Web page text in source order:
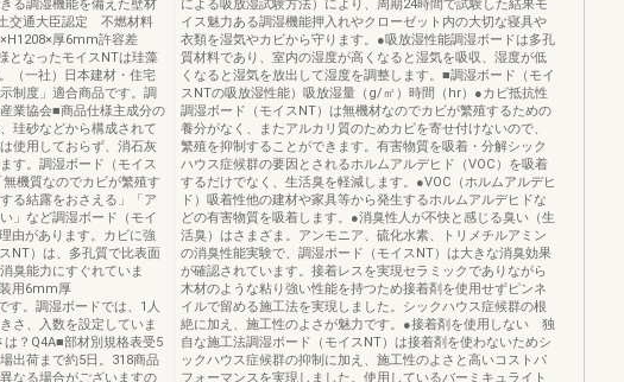
る調湿機能を備えた壁材
交通大臣認定 不燃材料
厚6mm許容差
なったモイスNTは珪藻
（一社）日本建材・住宅
制度」適合商品です。調
業協会■商品仕様主成分の
珪砂などから構成されて
使用しておらず、消石灰
す。調湿ボード（モイス
機質なのでカビが繁殖す
る結露をおさえる」「ア
」など調湿ボード（モイ
由があります。カビに強
NT）は、多孔質で比表面
臭能力にすぐれていま
用6mm厚
す。調湿ボードでは、1人
さ、入数を設定していま
？Q4A■部材別規格表受5
出荷まで約5日。318商品
なる場合がございますの
による吸放湿試験方法）により、周期24時間で試験した結果モ
イス魅力ある調湿機能押入れやクローゼット内の大切な寝具や
衣類を湿気やカビから守ります。●吸放湿性能調湿ボードは多孔
質材料であり、室内の湿度が高くなると湿気を吸収、湿度が低
くなると湿気を放出して湿度を調整します。■調湿ボード（モイ
スNTの吸放湿性能）吸放湿量（g/㎡）時間（hr）●カビ抵抗性
調湿ボード（モイスNT）は無機材なのでカビが繁殖するための
養分がなく、またアルカリ質のためカビを寄せ付けないので、
繁殖を抑制することができます。有害物質を吸着・分解シック
ハウス症候群の要因とされるホルムアルデヒド（VOC）を吸着
するだけでなく、生活臭を軽減します。●VOC（ホルムアルデヒ
ド）吸着性他の建材や家具等から発生するホルムアルデヒドな
どの有害物質を吸着します。●消臭性人が不快と感じる臭い（生
活臭）はさまざま。アンモニア、硫化水素、トリメチルアミン
の消臭性能実験で、調湿ボード（モイスNT）は大きな消臭効果
が確認されています。接着レスを実現セラミックでありながら
木材のような粘り強い性能を持つため接着剤を使用せずピンネ
イルで留める施工法を実現しました。シックハウス症候群の根
絶に加え、施工性のよさが魅力です。●接着剤を使用しない 独
自な施工法調湿ボード（モイスNT）は接着剤を使わないためシ
ックハウス症候群の抑制に加え、施工性のよさと高いコストパ
フォーマンスを実現しました。使用しているバーミキュライト